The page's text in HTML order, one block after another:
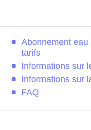
Abonnement
tarifs
Informations sur
Informations sur
FAQ